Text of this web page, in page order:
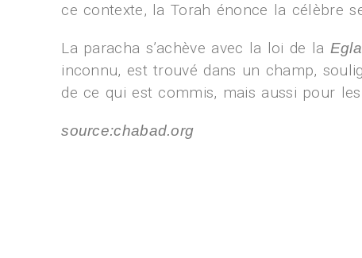
ce contexte, la Torah énonce la célèbre
La paracha s’achève avec la loi de la
inconnu, est trouvé dans un champ,
de ce qui est commis, mais aussi pour les
source:chabad.org